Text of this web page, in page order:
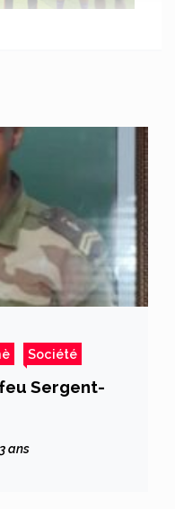
Société
Sergent-
ans